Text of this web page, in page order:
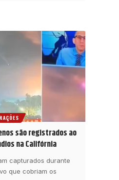
são registrados ao
na Califórnia
capturados durante
que cobriam os